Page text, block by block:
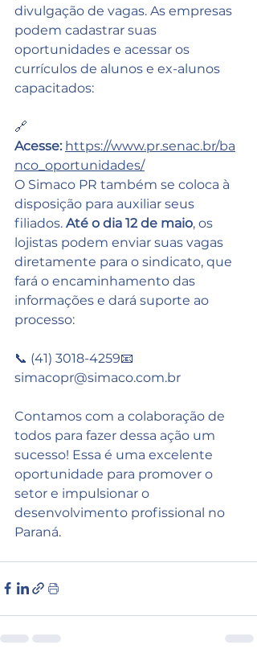
divulgação de vagas. As empresas
podem cadastrar suas
oportunidades e acessar os
currículos de alunos e ex-alunos
capacitados:
🔗
Acesse: https://www.pr.senac.br/ba
nco_oportunidades/
O Simaco PR também se coloca à
disposição para auxiliar seus
filiados. Até o dia 12 de maio, os
lojistas podem enviar suas vagas
diretamente para o sindicato, que
fará o encaminhamento das
informações e dará suporte ao
processo:
📞 (41) 3018-4259📧
simacopr@simaco.com.br
Contamos com a colaboração de
todos para fazer dessa ação um
sucesso! Essa é uma excelente
oportunidade para promover o
setor e impulsionar o
desenvolvimento profissional no
Paraná.